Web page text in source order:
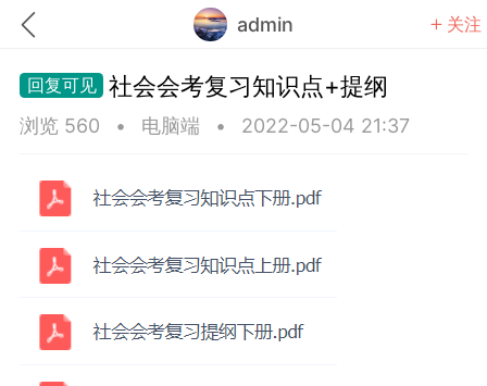
admin 关注
题库 赚题库券 充值
赚金币和题库券
社会会考复习知识点+提纲
浏览 560 • 电脑端 • 2022-05-04 21:37